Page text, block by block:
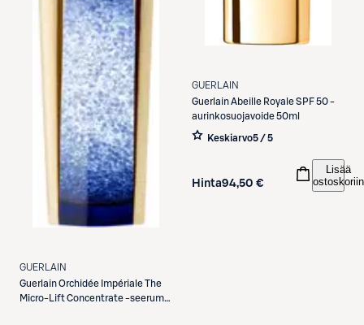
GUERLAIN
GuerlainOrchidée Impériale The
Micro-Lift Concentrate -seerumi
GUERLAIN
GuerlainAbeille Royale SPF 50 -
aurinkosuojavoide 50ml
Keskiarvo5 / 5
Hinta94,50 €
Lisää
ostoskoriin